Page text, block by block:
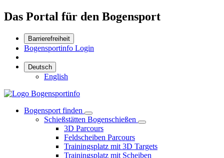
Das Portal für den Bogensport
Barrierefreiheit
Bogensportinfo Login
Deutsch
English
Bogensport finden
Schießstätten Bogenschießen
3D Parcours
Feldscheiben Parcours
Trainingsplatz mit 3D Targets
Trainingsplatz mit Scheiben